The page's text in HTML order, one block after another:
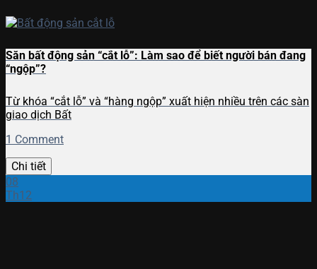
Săn bất động sản “cắt lỗ”: Làm sao để biết người bán đang
“ngộp”?
Từ khóa “cắt lỗ” và “hàng ngộp” xuất hiện nhiều trên các sàn
giao dịch Bất
1 Comment
Chi tiết
08
Th12